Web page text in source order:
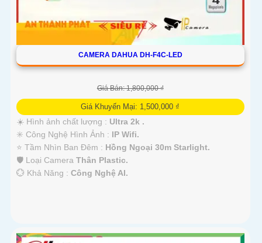
CAMERA DAHUA DH-F4C-LED
Giá Bán: 1,800,000 ₫
Giá Khuyến Mại: 1,500,000 ₫
☀️ Hình ảnh chất lượng : Ultra 2k .
✳️ Công Nghệ Hình Ảnh : IP Wifi.
⭐ Tầm Nhìn Ban Đêm : Hồng Ngoại 30m Starlight.
🛡 Loại Camera Thân Plastic.
️💮 Khả Năng : Công Nghệ AI.